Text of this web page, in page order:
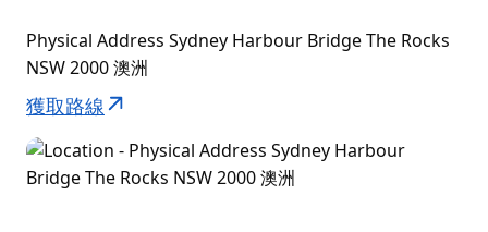
Physical Address Sydney Harbour Bridge The Rocks
NSW 2000 澳洲
獲取路線